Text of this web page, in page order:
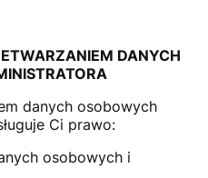
DANYCH
danych osobowych
Ci prawo:
osobowych i